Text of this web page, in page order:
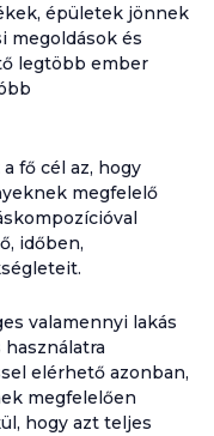
épületek jönnek
megoldások és
legtöbb ember
fő cél az, hogy
megfelelő
időben,
valamennyi lakás
elérhető azonban,
megfelelően
hogy azt teljes